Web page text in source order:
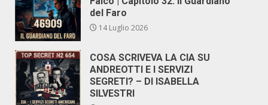
del Faro
14 Luglio 2026
COSA SCRIVEVA LA CIA SU
ANDREOTTI E I SERVIZI
SEGRETI? – DI ISABELLA
SILVESTRI